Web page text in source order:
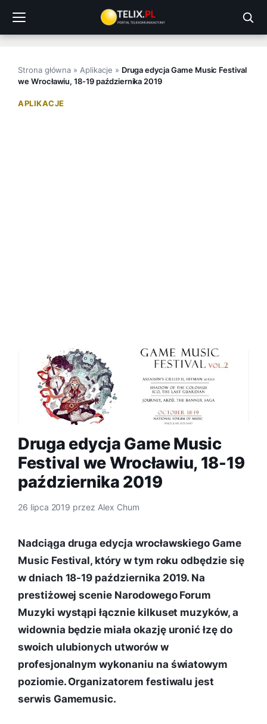
treści
Strona główna » Aplikacje » Druga edycja Game Music Festival
we Wrocławiu, 18-19 października 2019
APLIKACJE
Druga edycja Game Music
Festival we Wrocławiu, 18-19
października 2019
26 lipca 2019 przez Alex Chum
Nadciąga druga edycja wrocławskiego Game
Music Festival, który w tym roku odbędzie się
w dniach 18-19 października 2019. Na
prestiżowej scenie Narodowego Forum
Muzyki wystąpi łącznie kilkuset muzyków, a
widownia będzie miała okazję uronić łzę do
swoich ulubionych utworów w
profesjonalnym wykonaniu na światowym
poziomie. Organizatorem festiwalu jest
serwis Gamemusic.